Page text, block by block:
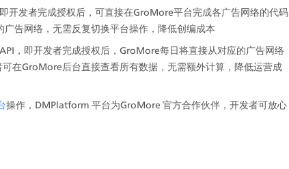
开发者完成授权后，可直接在GroMore平台完成各广告网络的代码
告网络，无需反复切换平台操作，降低创编成本
，即开发者完成授权后，GroMore每日将直接从对应的广告网络
在GroMore后台直接查看所有数据，无需额外计算，降低运营成
操作，DMPlatform 平台为GroMore 官方合作伙伴，开发者可放心